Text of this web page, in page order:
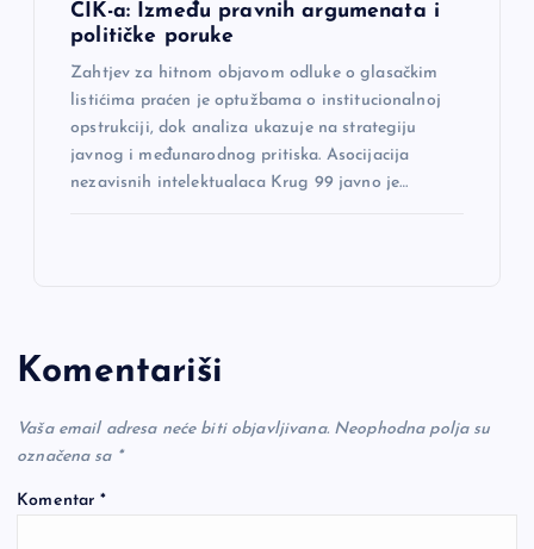
CIK-a: Između pravnih argumenata i
političke poruke
Zahtjev za hitnom objavom odluke o glasačkim
listićima praćen je optužbama o institucionalnoj
opstrukciji, dok analiza ukazuje na strategiju
javnog i međunarodnog pritiska. Asocijacija
nezavisnih intelektualaca Krug 99 javno je…
Komentariši
Vaša email adresa neće biti objavljivana. Neophodna polja su
označena sa *
Komentar*